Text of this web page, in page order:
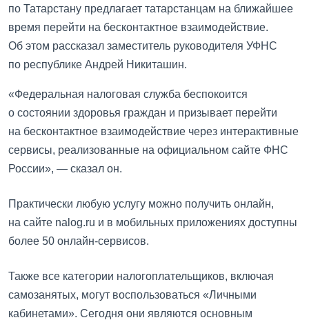
по Татарстану предлагает татарстанцам на ближайшее
время перейти на бесконтактное взаимодействие.
Об этом рассказал заместитель руководителя УФНС
по республике Андрей Никиташин.
«Федеральная налоговая служба беспокоится
о состоянии здоровья граждан и призывает перейти
на бесконтактное взаимодействие через интерактивные
сервисы, реализованные на официальном сайте ФНС
России», — сказал он.
Практически любую услугу можно получить онлайн,
на сайте nalog.ru и в мобильных приложениях доступны
более 50 онлайн-сервисов.
Также все категории налогоплательщиков, включая
самозанятых, могут воспользоваться «Личными
кабинетами». Сегодня они являются основным